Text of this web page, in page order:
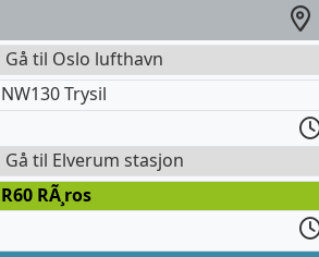
Gå til Oslo lufthavn
NW130 Trysil
Gå til Elverum stasjon
R60 RÃ¸ros